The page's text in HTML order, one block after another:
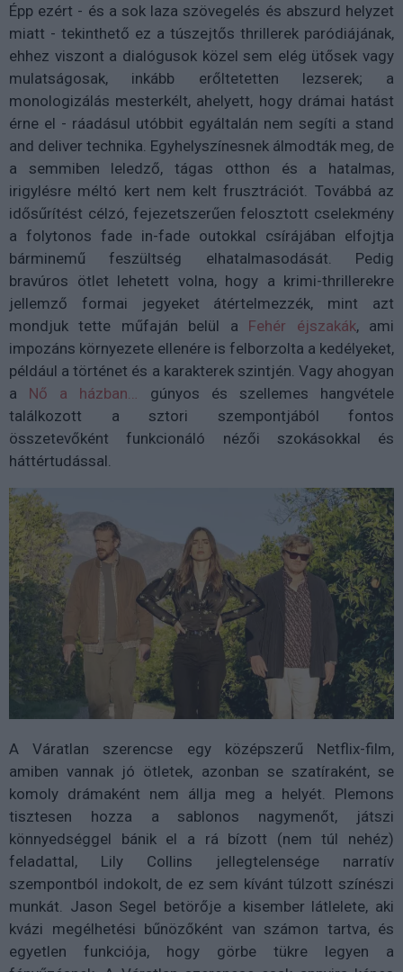
Épp ezért - és a sok laza szövegelés és abszurd helyzet
miatt - tekinthető ez a túszejtős thrillerek paródiájának,
ehhez viszont a dialógusok közel sem elég ütősek vagy
mulatságosak, inkább erőltetetten lezserek; a
monologizálás mesterkélt, ahelyett, hogy drámai hatást
érne el - ráadásul utóbbit egyáltalán nem segíti a stand
and deliver technika. Egyhelyszínesnek álmodták meg, de
a semmiben leledző, tágas otthon és a hatalmas,
irigylésre méltó kert nem kelt frusztrációt. Továbbá az
idősűrítést célzó, fejezetszerűen felosztott cselekmény
a folytonos fade in-fade outokkal csírájában elfojtja
bárminemű feszültség elhatalmasodását. Pedig
bravúros ötlet lehetett volna, hogy a krimi-thrillerekre
jellemző formai jegyeket átértelmezzék, mint azt
mondjuk tette műfaján belül a Fehér éjszakák, ami
impozáns környezete ellenére is felborzolta a kedélyeket,
például a történet és a karakterek szintjén. Vagy ahogyan
a Nő a házban… gúnyos és szellemes hangvétele
találkozott a sztori szempontjából fontos
összetevőként funkcionáló nézői szokásokkal és
háttértudással.
A Váratlan szerencse egy középszerű Netflix-film,
amiben vannak jó ötletek, azonban se szatíraként, se
komoly drámaként nem állja meg a helyét. Plemons
tisztesen hozza a sablonos nagymenőt, játszi
könnyedséggel bánik el a rá bízott (nem túl nehéz)
feladattal, Lily Collins jellegtelensége narratív
szempontból indokolt, de ez sem kívánt túlzott színészi
munkát. Jason Segel betörője a kisember látlelete, aki
kvázi megélhetési bűnözőként van számon tartva, és
egyetlen funkciója, hogy görbe tükre legyen a